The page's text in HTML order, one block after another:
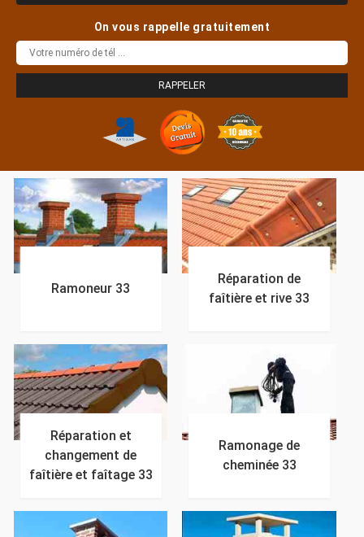
On vous rappelle gratuitement
Ramoneur 33
Réparation de
faîtière et rive 33
Réparation et
changement de
faîtière et faîtage 33
Ramonage de
cheminée 33